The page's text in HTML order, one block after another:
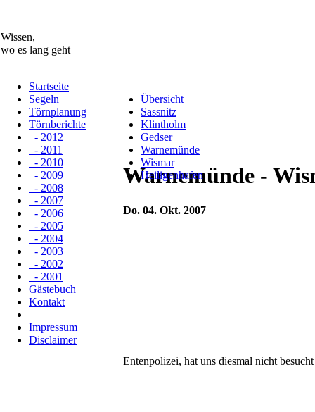
Wissen,
wo es lang geht
Startseite
Segeln
Törnplanung
Törnberichte
- 2012
- 2011
- 2010
- 2009
- 2008
- 2007
- 2006
- 2005
- 2004
- 2003
- 2002
- 2001
Gästebuch
Kontakt
Impressum
Disclaimer
Übersicht
Sassnitz
Klintholm
Gedser
Warnemünde
Wismar
Heiligenhafen
Warnemünde -
Do. 04. Okt. 2007
Entenpolizei, hat uns diesmal nicht besucht